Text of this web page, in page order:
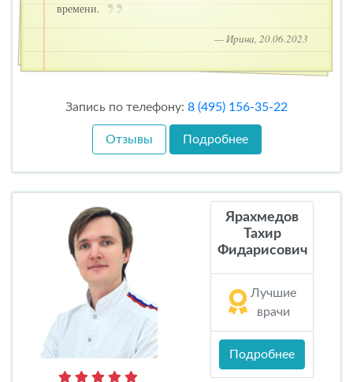
времени.
— Ирина, 20.06.2023
Запись по телефону: 8 (495) 156-35-22
Отзывы Подробнее
Ярахмедов
Тахир
Фидарисович
Лучшие
врачи
Подробнее